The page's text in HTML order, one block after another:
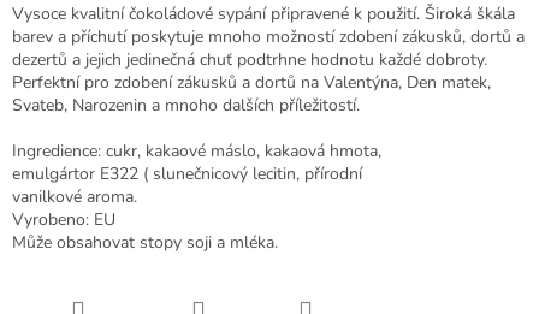
Vysoce kvalitní čokoládové sypání připravené k použití. Široká škála
barev a příchutí poskytuje mnoho možností zdobení zákusků, dortů a
dezertů a jejich jedinečná chuť podtrhne hodnotu každé dobroty.
Perfektní pro zdobení zákusků a dortů na Valentýna, Den matek,
Svateb, Narozenin a mnoho dalších příležitostí.
Ingredience: cukr, kakaové máslo, kakaová hmota,
emulgártor E322 ( slunečnicový lecitin, přírodní
vanilkové aroma.
Vyrobeno: EU
Může obsahovat stopy soji a mléka.